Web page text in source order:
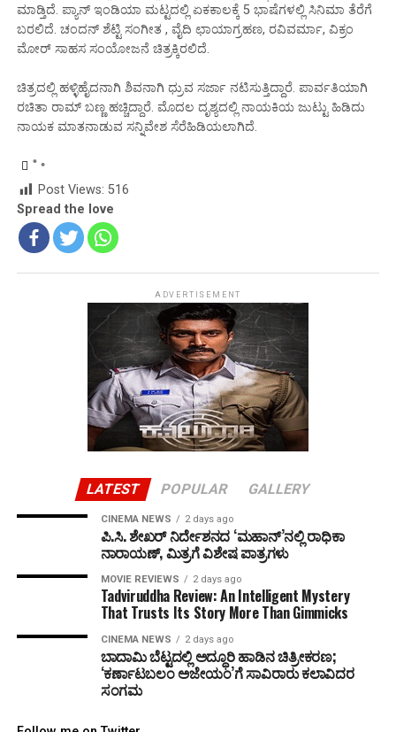
ಮಾಡ್ತಿದೆ. ಪ್ಯಾನ್ ಇಂಡಿಯಾ ಮಟ್ಟದಲ್ಲಿ ಏಕಕಾಲಕ್ಕೆ 5 ಭಾಷೆಗಳಲ್ಲಿ ಸಿನಿಮಾ ತೆರೆಗೆ
ಬರಲಿದೆ. ಚಂದನ್ ಶೆಟ್ಟಿ ಸಂಗೀತ , ವೈದಿ ಛಾಯಾಗ್ರಹಣ, ರವಿವರ್ಮಾ, ವಿಕ್ರಂ
ಮೋರ್ ಸಾಹಸ ಸಂಯೋಜನೆ ಚಿತ್ರಕ್ಕಿರಲಿದೆ.
ಚಿತ್ರದಲ್ಲಿ ಹಳ್ಳಿಹೈದನಾಗಿ ಶಿವನಾಗಿ ಧ್ರುವ ಸರ್ಜಾ ನಟಿಸುತ್ತಿದ್ದಾರೆ. ಪಾರ್ವತಿಯಾಗಿ
ರಚಿತಾ ರಾಮ್ ಬಣ್ಣ ಹಚ್ಚಿದ್ದಾರೆ. ಮೊದಲ ದೃಶ್ಯದಲ್ಲಿ ನಾಯಕಿಯ ಜುಟ್ಟು ಹಿಡಿದು
ನಾಯಕ ಮಾತನಾಡುವ ಸನ್ನಿವೇಶ ಸೆರೆಹಿಡಿಯಲಾಗಿದೆ.
Post Views: 516
Spread the love
ADVERTISEMENT
LATEST POPULAR GALLERY
CINEMA NEWS 2 days ago
ಪಿ.ಸಿ. ಶೇಖರ್ ನಿರ್ದೇಶನದ ‘ಮಹಾನ್’ನಲ್ಲಿ ರಾಧಿಕಾ
ನಾರಾಯಣ್, ಮಿತ್ರಗೆ ವಿಶೇಷ ಪಾತ್ರಗಳು
MOVIE REVIEWS 2 days ago
Tadviruddha Review: An Intelligent Mystery
That Trusts Its Story More Than Gimmicks
CINEMA NEWS 2 days ago
ಬಾದಾಮಿ ಬೆಟ್ಟದಲ್ಲಿ ಅದ್ಧೂರಿ ಹಾಡಿನ ಚಿತ್ರೀಕರಣ;
‘ಕರ್ಣಾಟಬಲಂ ಅಜೇಯಂ’ಗೆ ಸಾವಿರಾರು ಕಲಾವಿದರ
ಸಂಗಮ